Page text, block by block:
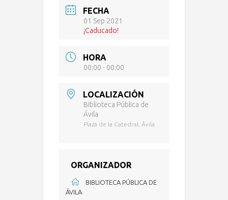
FECHA
01 Sep 2021
¡Caducado!
HORA
00:00 - 00:00
LOCALIZACIÓN
Biblioteca Pública de
Ávila
Plaza de la Catedral, Ávila
ORGANIZADOR
BIBLIOTECA PÚBLICA DE
ÁVILA